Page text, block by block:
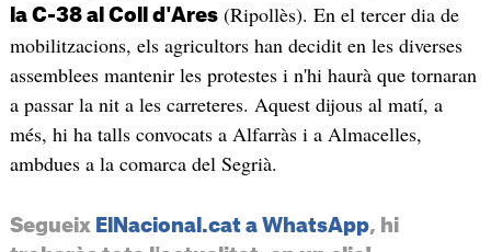
la C-38 al Coll d'Ares(Ripollès). En el tercer dia de
mobilitzacions, els agricultors han decidit en les diverses
assemblees mantenir les protestes i n'hi haurà que tornaran
a passar la nit a les carreteres. Aquest dijous al matí, a
més, hi ha talls convocats a Alfarràs i a Almacelles,
ambdues a la comarca del Segrià.
Segueix ElNacional.cat a WhatsApp, hi